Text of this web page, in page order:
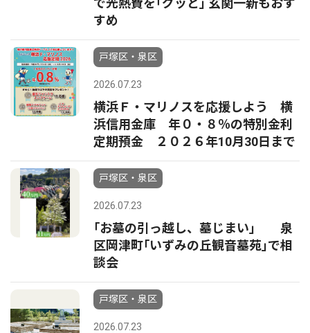
で光熱費を｢グッと｣ 玄関一新もおす
すめ
戸塚区・泉区
2026.07.23
横浜Ｆ・マリノスを応援しよう 横
浜信用金庫 年０・８％の特別金利
定期預金 ２０２６年10月30日まで
戸塚区・泉区
2026.07.23
｢お墓の引っ越し、墓じまい｣ 泉
区岡津町｢いずみの丘観音墓苑｣で相
談会
戸塚区・泉区
2026.07.23